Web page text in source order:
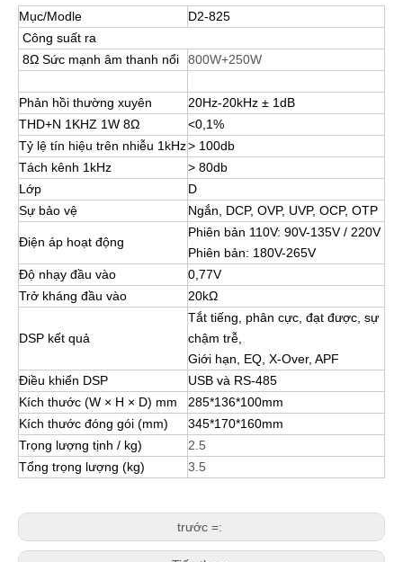
Mục/Modle
D2-825
Công suất ra
8Ω Sức mạnh âm thanh nổi
800W+250W
Phản hồi thường xuyên
20Hz-20kHz ± 1dB
THD+N 1KHZ 1W 8Ω
<0,1%
Tỷ lệ tín hiệu trên nhiễu 1kHz> 100db
Tách kênh 1kHz
> 80db
Lớp
D
Sự bảo vệ
Ngắn, DCP, OVP, UVP, OCP, OTP
Điện áp hoạt động
Phiên bản 110V: 90V-135V / 220V
Phiên bản: 180V-265V
Độ nhạy đầu vào
0,77V
Trở kháng đầu vào
20kΩ
DSP kết quả
Tắt tiếng, phân cực, đạt được, sự
chậm trễ,
Giới hạn, EQ, X-Over, APF
Điều khiển DSP
USB và RS-485
Kích thước (W × H × D) mm
285*136*100mm
Kích thước đóng gói (mm)
345*170*160mm
Trọng lượng tịnh / kg)
2.5
Tổng trọng lượng (kg)
3.5
trước =: